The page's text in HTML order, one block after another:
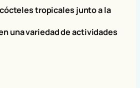
tropicales junto a la
una variedad de actividades